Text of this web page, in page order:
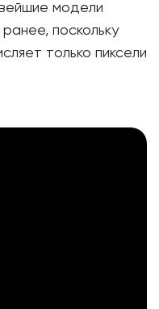
модели
поскольку
только пиксели